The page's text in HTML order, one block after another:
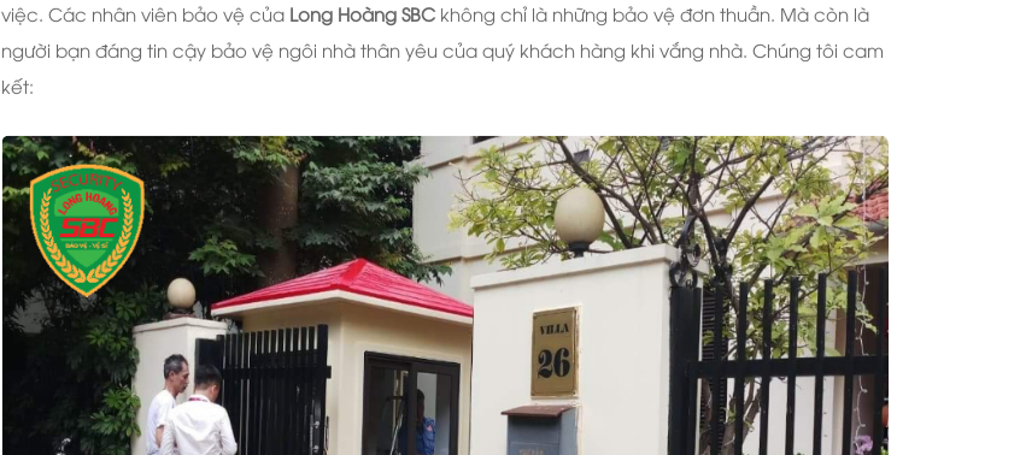
việc. Các nhân viên bảo vệ của Long Hoàng SBC không chỉ là những bảo vệ đơn thuần. Mà còn là
người bạn đáng tin cậy bảo vệ ngôi nhà thân yêu của quý khách hàng khi vắng nhà. Chúng tôi cam
kết: